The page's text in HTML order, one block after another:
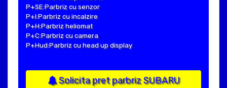
P+SE:Parbriz cu senzor
P+I:Parbriz cu incalzire
P+H:Parbriz heliomat
P+C:Parbriz cu camera
P+Hud:Parbriz cu head up display
Solicita pret parbriz SUBARU